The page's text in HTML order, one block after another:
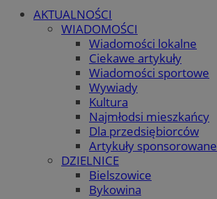
AKTUALNOŚCI
WIADOMOŚCI
Wiadomości lokalne
Ciekawe artykuły
Wiadomości sportowe
Wywiady
Kultura
Najmłodsi mieszkańcy
Dla przedsiębiorców
Artykuły sponsorowane
DZIELNICE
Bielszowice
Bykowina